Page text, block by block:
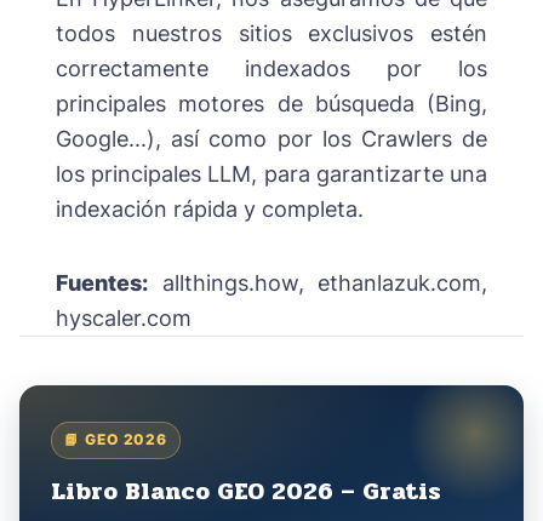
todos nuestros sitios exclusivos estén
correctamente indexados por los
principales motores de búsqueda (Bing,
Google...), así como por los Crawlers de
los principales LLM, para garantizarte una
indexación rápida y completa.
Fuentes: allthings.how, ethanlazuk.com,
hyscaler.com
📘 GEO 2026
Libro Blanco GEO 2026 – Gratis